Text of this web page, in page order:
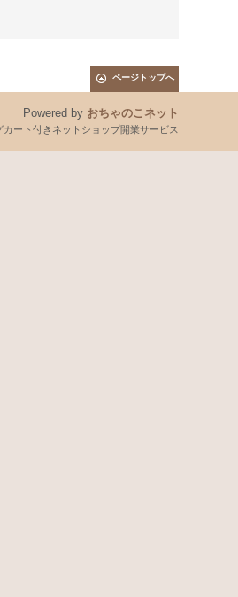
ページトップへ
Powered by おちゃのこネット
ート付きネットショップ開業サービス